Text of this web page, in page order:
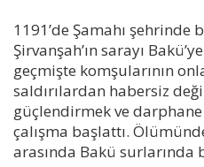
1191’de Şamahı
Şirvanşah’ın sarayı
geçmişte komşularının
saldırılardan habersiz
güçlendirmek ve
çalışma başlattı.
arasında Bakü